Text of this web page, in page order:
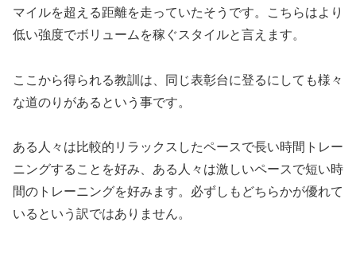
マイルを超える距離を走っていたそうです。こちらはより
低い強度でボリュームを稼ぐスタイルと言えます。
ここから得られる教訓は、同じ表彰台に登るにしても様々
な道のりがあるという事です。
ある人々は比較的リラックスしたペースで長い時間トレー
ニングすることを好み、ある人々は激しいペースで短い時
間のトレーニングを好みます。必ずしもどちらかが優れて
いるという訳ではありません。